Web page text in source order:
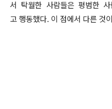
서 탁월한 사람들은 평범한
고 행동했다. 이 점에서 다른 것